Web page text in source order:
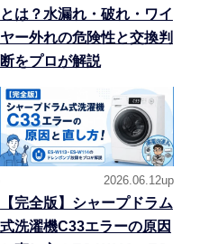
とは？水漏れ・破れ・ワイ
ヤー外れの危険性と交換判
断をプロが解説
2026.06.12up
【完全版】シャープドラム
式洗濯機C33エラーの原因